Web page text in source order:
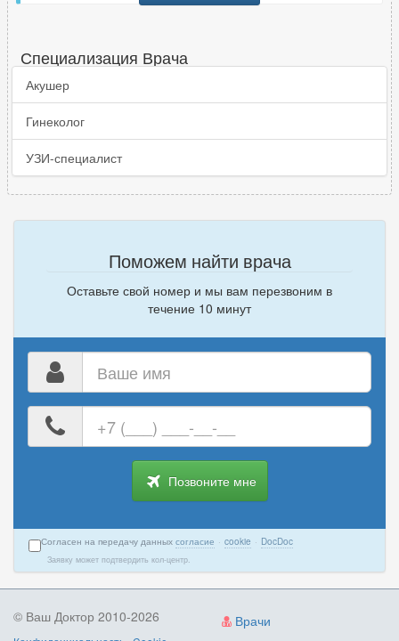
Специализация Врача
Акушер
Гинеколог
УЗИ-специалист
Поможем найти врача
Оставьте свой номер и мы вам перезвоним в
течение 10 минут
номер
телефона
Позвоните мне
Согласен на передачу данных согласие · cookie · DocDoc
Заявку может подтвердить кол-центр.
Врачи
© Ваш Доктор 2010-2026